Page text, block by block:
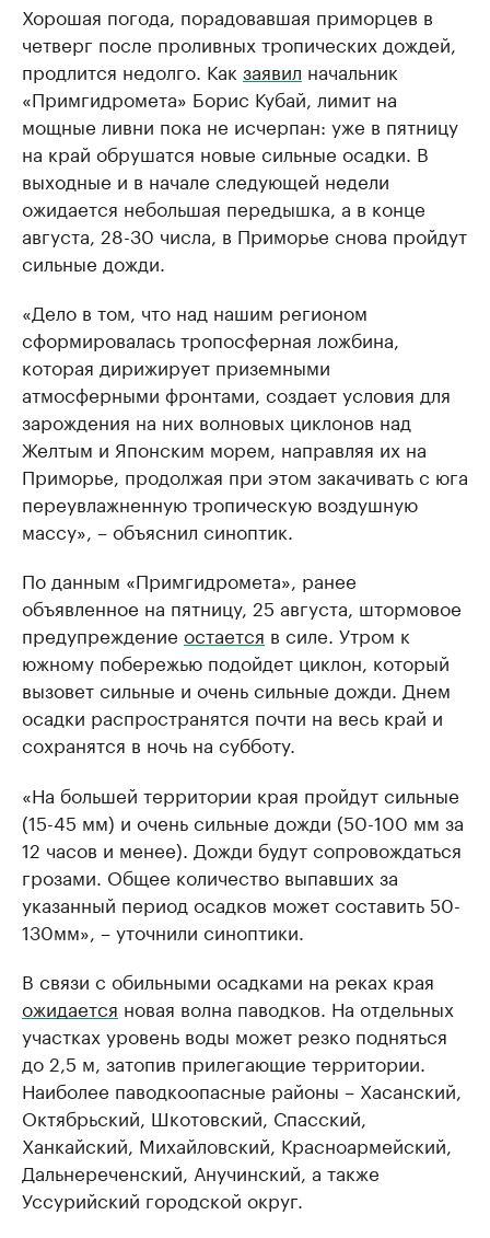
Хорошая погода, порадовавшая приморцев в
четверг после проливных тропических дождей,
продлится недолго. Как заявил начальник
«Примгидромета» Борис Кубай, лимит на
мощные ливни пока не исчерпан: уже в пятницу
на край обрушатся новые сильные осадки. В
выходные и в начале следующей недели
ожидается небольшая передышка, а в конце
августа, 28-30 числа, в Приморье снова пройдут
сильные дожди.
«Дело в том, что над нашим регионом
сформировалась тропосферная ложбина,
которая дирижирует приземными
атмосферными фронтами, создает условия для
зарождения на них волновых циклонов над
Желтым и Японским морем, направляя их на
Приморье, продолжая при этом закачивать с юга
переувлажненную тропическую воздушную
массу», – объяснил синоптик.
По данным «Примгидромета», ранее
объявленное на пятницу, 25 августа, штормовое
предупреждение остается в силе. Утром к
южному побережью подойдет циклон, который
вызовет сильные и очень сильные дожди. Днем
осадки распространятся почти на весь край и
сохранятся в ночь на субботу.
«На большей территории края пройдут сильные
(15-45 мм) и очень сильные дожди (50-100 мм за
12 часов и менее). Дожди будут сопровождаться
грозами. Общее количество выпавших за
указанный период осадков может составить 50-
130мм», – уточнили синоптики.
В связи с обильными осадками на реках края
ожидается новая волна паводков. На отдельных
участках уровень воды может резко подняться
до 2,5 м, затопив прилегающие территории.
Наиболее паводкоопасные районы – Хасанский,
Октябрьский, Шкотовский, Спасский,
Ханкайский, Михайловский, Красноармейский,
Дальнереченский, Анучинский, а также
Уссурийский городской округ.